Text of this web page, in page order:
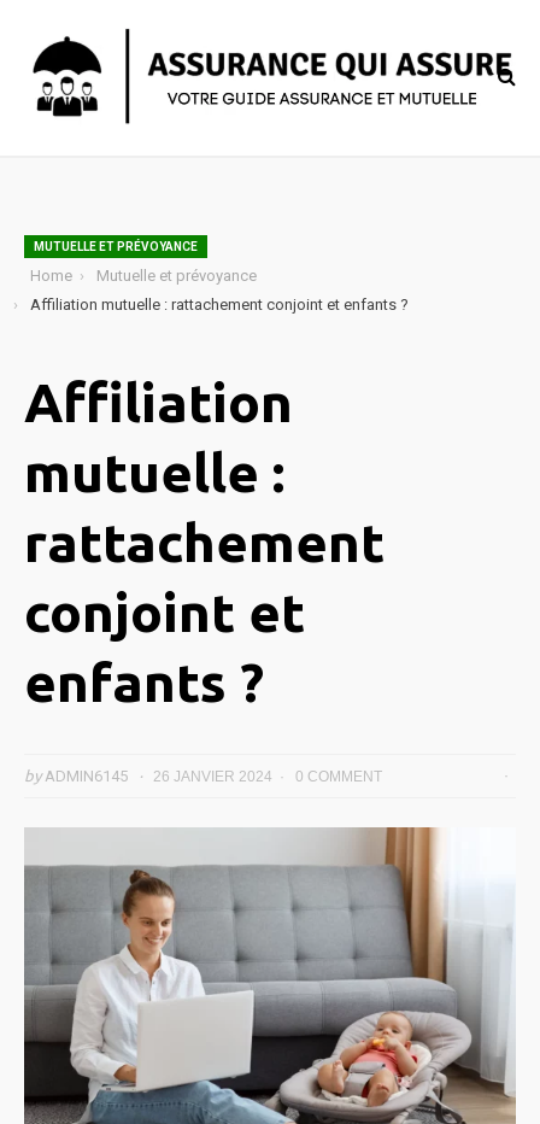
MUTUELLE ET PRÉVOYANCE
Home
Mutuelle et prévoyance
Affiliation mutuelle : rattachement conjoint et enfants ?
Affiliation
mutuelle :
rattachement
conjoint et
enfants ?
byADMIN6145 26 JANVIER 2024 0 COMMENT